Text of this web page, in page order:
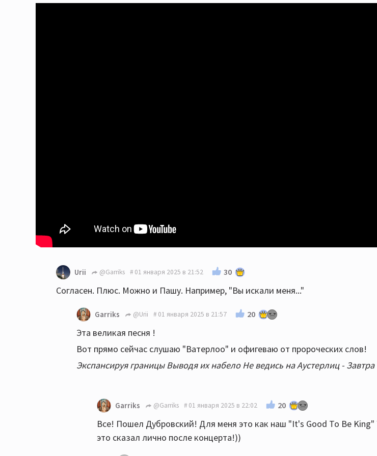
Urii @Garriks 01 января 2025 в 21:52 30
Согласен. Плюс. Можно и Пашу. Например, "Вы искали меня..."
Garriks @Urii 01 января 2025 в 21:57 20
Эта великая песня !
Вот прямо сейчас слушаю "Ватерлоо" и офигеваю от пророческих слов!
Экспансируя границы Выводя их набело Не ведись на Аустерлиц -
Garriks @Garriks 01 января 2025 в 22:02 20
Все! Пошел Дубровский! Для меня это как наш "It's Good To Be
это сказал лично после концерта!))